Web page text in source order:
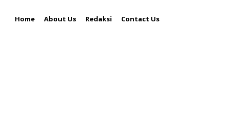
Home About Us Redaksi Contact Us